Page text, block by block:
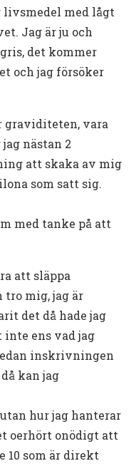
livsmedel med lågt
Jag är ju och
det kommer
och jag försöker
graviditeten, vara
nästan 2
att skaka av mig
som satt sig.
med tanke på att
att släppa
mig, jag är
det då hade jag
ens vad jag
inskrivningen
kan jag
hur jag hanterar
oerhört onödigt att
10 som är direkt